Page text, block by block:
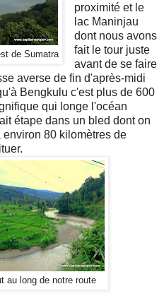
de Sumatra
proximité et le
lac Maninjau
dont nous avons
fait le tour juste
avant de se faire
averse de fin d'après-midi
Bengkulu c'est plus de 600
qui longe l'océan
étape dans un bled dont on
80 kilomètres de
au long de notre route